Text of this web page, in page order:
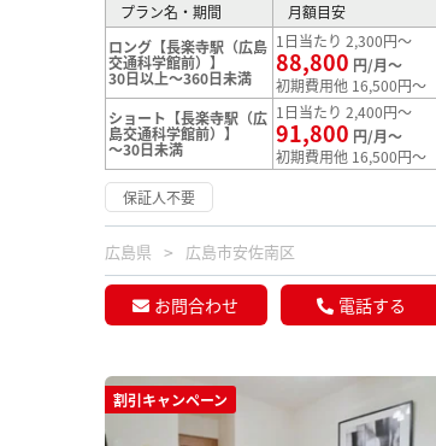
プラン名・期間
月額目安
ロング【長楽寺駅（広島
交通科学館前）】
30日以上～360日未満
1日当たり 2,300円～
88,800 円/月～
初期費用他 16,500円～
ショート【長楽寺駅（広
島交通科学館前）】
～30日未満
1日当たり 2,400円～
91,800 円/月～
初期費用他 16,500円～
保証人不要
広島県 広島市安佐南区
お問合わせ 電話する
割引キャンペーン